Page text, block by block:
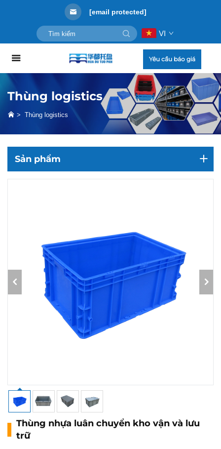
[email protected]
VI
Yêu cầu báo giá
Thùng logistics
> Thùng logistics
Sản phẩm
Thùng nhựa luân chuyển kho vận và lưu
trữ